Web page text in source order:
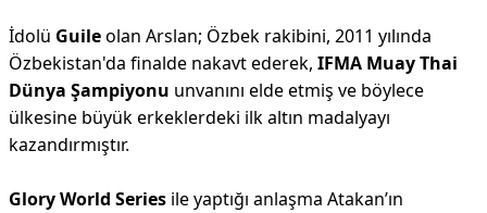
İdolü Guileolan Arslan; Özbek rakibini, 2011 yılında
Özbekistan'da finalde nakavt ederek, IFMA Muay Thai
Dünya Şampiyonu unvanını elde etmiş ve böylece
ülkesine büyük erkeklerdeki ilk altın madalyayı
kazandırmıştır.
Glory World Series ile yaptığı anlaşma Atakan’ın